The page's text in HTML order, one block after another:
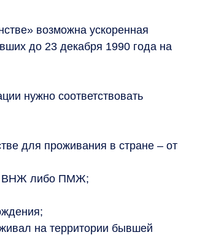
возможна ускоренная
до 23 декабря 1990 года на
нужно соответствовать
для проживания в стране – от
с ВНЖ либо ПМЖ;
на территории бывшей